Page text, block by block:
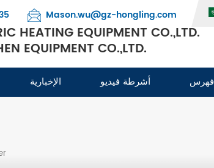
Mason.wu@gz-hongling.com
HEATING EQUIPMENT CO.,LTD.
EQUIPMENT CO.,LTD.
الإخبارية أشرطة فيديو فهرس